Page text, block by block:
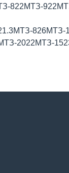
822МТЗ-
826МТЗ-
2022МТЗ-